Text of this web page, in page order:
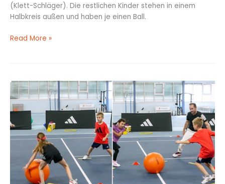
(Klett-Schläger). Die restlichen Kinder stehen in einem
Halbkreis außen und haben je einen Ball.
Read More »
Side-
step-
Kreisel
“abrollen”